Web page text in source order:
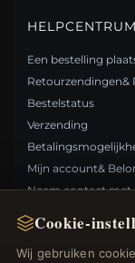
Cookie-
Wij gebruiken
HELPCENTRUM
Een bestelling
Retourzendingen&
Bestelstatus
Verzending
Mijn account&
Neem contact met